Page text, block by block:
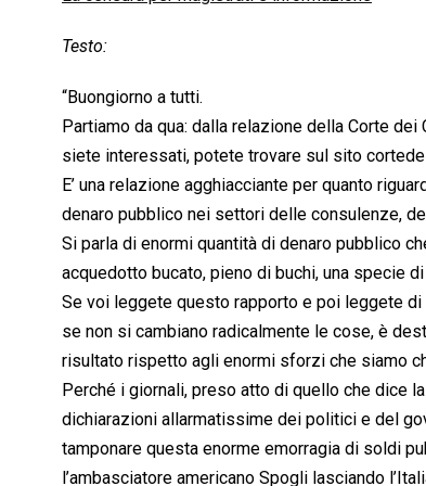
Testo:
“Buongiorno a tutti.
Partiamo da qua: dalla relazione della Corte
siete interessati, potete trovare sul sito
E’ una relazione agghiacciante per quanto
denaro pubblico nei settori delle consulenze,
Si parla di enormi quantità di denaro pubblico
acquedotto bucato, pieno di buchi, una specie
Se voi leggete questo rapporto e poi leggete
se non si cambiano radicalmente le cose, è
risultato rispetto agli enormi sforzi che siamo
Perché i giornali, preso atto di quello che dice
dichiarazioni allarmatissime dei politici e del
tamponare questa enorme emorragia di soldi
l’ambasciatore americano Spogli lasciando